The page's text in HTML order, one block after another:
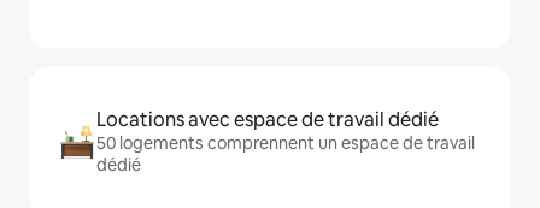
Locations avec espace de travail dédié
50 logements comprennent un espace de travail
dédié